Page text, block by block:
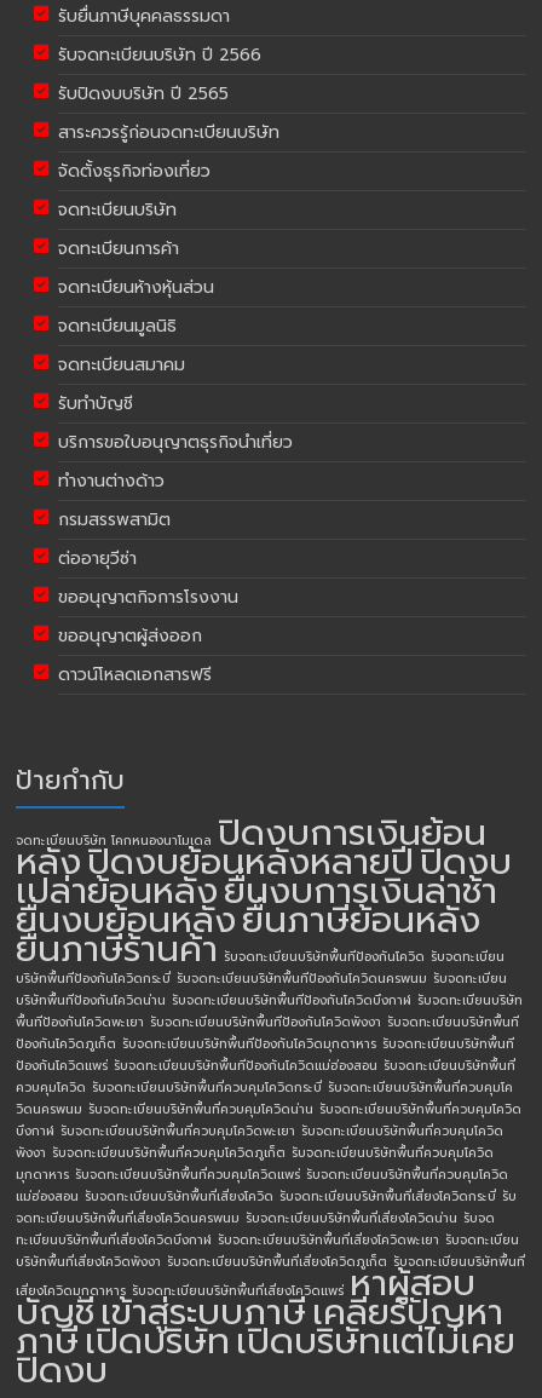
รับยื่นภาษีบุคคลธรรมดา
รับจดทะเบียนบริษัท ปี 2566
รับปิดงบบริษัท ปี 2565
สาระควรรู้ก่อนจดทะเบียนบริษัท
จัดตั้งธุรกิจท่องเที่ยว
จดทะเบียนบริษัท
จดทะเบียนการค้า
จดทะเบียนห้างหุ้นส่วน
จดทะเบียนมูลนิธิ
จดทะเบียนสมาคม
รับทำบัญชี
บริการขอใบอนุญาตธุรกิจนำเที่ยว
ทำงานต่างด้าว
กรมสรรพสามิต
ต่ออายุวีซ่า
ขออนุญาตกิจการโรงงาน
ขออนุญาตผู้ส่งออก
ดาวน์โหลดเอกสารฟรี
ป้ายกำกับ
จดทะเบียนบริษัท โคกหนองนาโมเดล ปิดงบการเงินย้อน
หลังปิดงบย้อนหลังหลายปีปิดงบ
เปล่าย้อนหลังยื่นงบการเงินล่าช้า
ยื่นงบย้อนหลังยื่นภาษีย้อนหลัง
ยื่นภาษีร้านค้า รับจดทะเบียนบริษัทพื้นทีป้องกันโควิด รับจดทะเบียน
บริษัทพื้นทีป้องกันโควิดกระบี่ รับจดทะเบียนบริษัทพื้นทีป้องกันโควิดนครพนม รับจดทะเบียน
บริษัทพื้นทีป้องกันโควิดน่าน รับจดทะเบียนบริษัทพื้นทีป้องกันโควิดบึงกาฬ รับจดทะเบียนบริษัท
พื้นทีป้องกันโควิดพะเยา รับจดทะเบียนบริษัทพื้นทีป้องกันโควิดพังงา รับจดทะเบียนบริษัทพื้นที
ป้องกันโควิดภูเก็ต รับจดทะเบียนบริษัทพื้นทีป้องกันโควิดมุกดาหาร รับจดทะเบียนบริษัทพื้นที
ป้องกันโควิดแพร่ รับจดทะเบียนบริษัทพื้นทีป้องกันโควิดแม่ฮ่องสอน รับจดทะเบียนบริษัทพื้นที่
ควบคุมโควิด รับจดทะเบียนบริษัทพื้นที่ควบคุมโควิดกระบี่ รับจดทะเบียนบริษัทพื้นที่ควบคุมโค
วิดนครพนม รับจดทะเบียนบริษัทพื้นที่ควบคุมโควิดน่าน รับจดทะเบียนบริษัทพื้นที่ควบคุมโควิด
บึงกาฬ รับจดทะเบียนบริษัทพื้นที่ควบคุมโควิดพะเยา รับจดทะเบียนบริษัทพื้นที่ควบคุมโควิด
พังงา รับจดทะเบียนบริษัทพื้นที่ควบคุมโควิดภูเก็ต รับจดทะเบียนบริษัทพื้นที่ควบคุมโควิด
มุกดาหาร รับจดทะเบียนบริษัทพื้นที่ควบคุมโควิดแพร่ รับจดทะเบียนบริษัทพื้นที่ควบคุมโควิด
แม่ฮ่องสอน รับจดทะเบียนบริษัทพื้นที่เสี่ยงโควิด รับจดทะเบียนบริษัทพื้นที่เสี่ยงโควิดกระบี่ รับ
จดทะเบียนบริษัทพื้นที่เสี่ยงโควิดนครพนม รับจดทะเบียนบริษัทพื้นที่เสี่ยงโควิดน่าน รับจด
ทะเบียนบริษัทพื้นที่เสี่ยงโควิดบึงกาฬ รับจดทะเบียนบริษัทพื้นที่เสี่ยงโควิดพะเยา รับจดทะเบียน
บริษัทพื้นที่เสี่ยงโควิดพังงา รับจดทะเบียนบริษัทพื้นที่เสี่ยงโควิดภูเก็ต รับจดทะเบียนบริษัทพื้นที่
เสี่ยงโควิดมุกดาหาร รับจดทะเบียนบริษัทพื้นที่เสี่ยงโควิดแพร่ หาผู้สอบ
บัญชีเข้าสู่ระบบภาษีเคลียร์ปัญหา
ภาษีเปิดบริษัทเปิดบริษัทแต่ไม่เคย
ปิดงบ